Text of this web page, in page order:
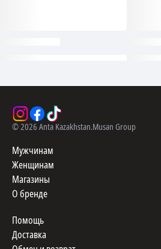
©2026 Anta Kazakhstan.Musan Group
Мужчинам
Женщинам
Магазины
О бренде
Помощь
Доставка